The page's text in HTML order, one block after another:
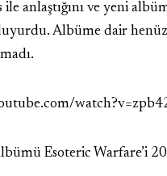
anlaştığını ve yeni
Albüme dair
Esoteric Warfare’i